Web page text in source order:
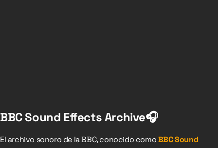
BBC Sound Effects Archive🎧
El archivo sonoro de la BBC, conocido comoBBC Sound